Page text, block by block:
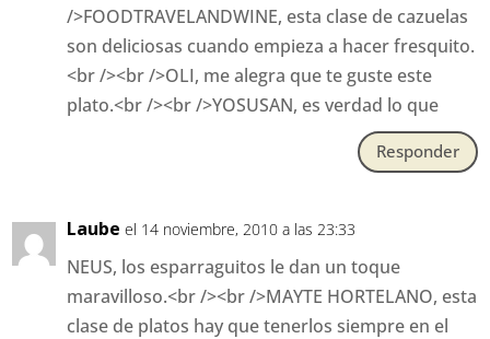
/>FOODTRAVELANDWINE, esta clase de cazuelas
son deliciosas cuando empieza a hacer fresquito.
<br /><br />OLI, me alegra que te guste este
plato.<br /><br />YOSUSAN, es verdad lo que
Responder
Laube el 14 noviembre, 2010 a las 23:33
NEUS, los esparraguitos le dan un toque
maravilloso.<br /><br />MAYTE HORTELANO, esta
clase de platos hay que tenerlos siempre en el